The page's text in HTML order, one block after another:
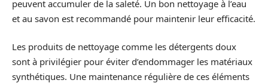
peuvent accumuler de la saleté. Un bon nettoyage à l’eau
et au savon est recommandé pour maintenir leur efficacité.
Les produits de nettoyage comme les détergents doux
sont à privilégier pour éviter d’endommager les matériaux
synthétiques. Une maintenance régulière de ces éléments